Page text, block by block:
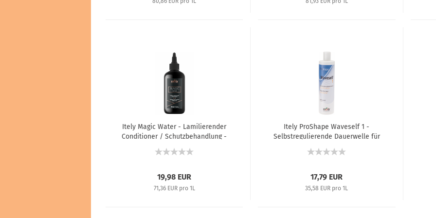
Itely Magic Water - Lamilierender
Conditioner / Schutzbehandlung -
19,98 EUR
71,36 EUR pro 1L
Itely ProShape Waveself 1 -
Selbstregulierende Dauerwelle für
17,79 EUR
35,58 EUR pro 1L